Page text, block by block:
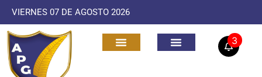
VIERNES 07 DE AGOSTO 2026
3